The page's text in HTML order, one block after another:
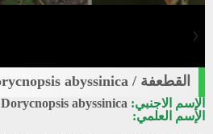
القطعفة / Dorycnopsis abyssinica
الإسم الاجنبي: Dorycnopsis abyssinica
الإسم العلمي: